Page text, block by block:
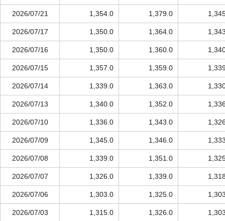
2026/07/21 1,354.0 1,379.0
2026/07/17 1,350.0 1,364.0
2026/07/16 1,350.0 1,360.0
2026/07/15 1,357.0 1,359.0
2026/07/14 1,339.0 1,363.0
2026/07/13 1,340.0 1,352.0
2026/07/10 1,336.0 1,343.0
2026/07/09 1,345.0 1,346.0
2026/07/08 1,339.0 1,351.0
2026/07/07 1,326.0 1,339.0
2026/07/06 1,303.0 1,325.0
2026/07/03 1,315.0 1,326.0